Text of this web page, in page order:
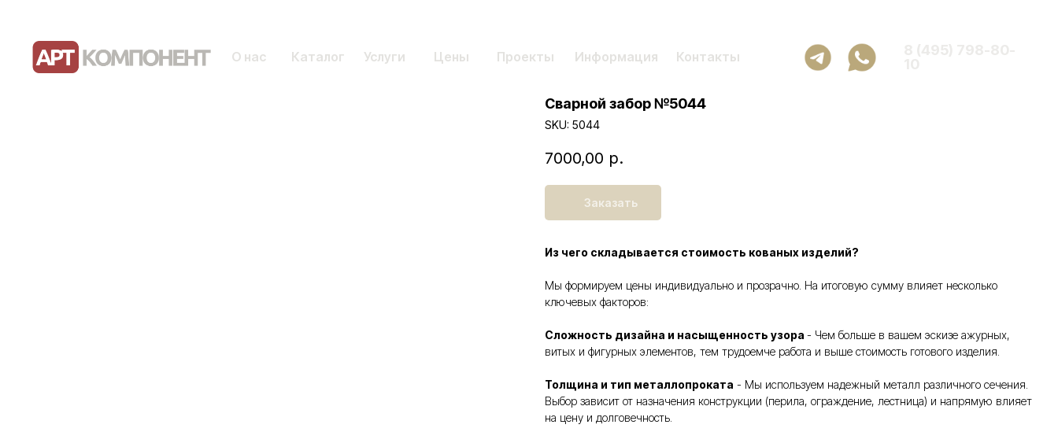
Проекты
Каталог Услуги Цены Контакты
О нас Информация
Сварной забор №5044
SKU: 5044
7000,00 р.
Заказать
Из чего складывается стоимость кованых изделий?
Мы формируем цены индивидуально и прозрачно. На итоговую сумму влияет несколько
ключевых факторов:
Сложность дизайна и насыщенность узора - Чем больше в вашем эскизе ажурных,
витых и фигурных элементов, тем трудоемче работа и выше стоимость готового изделия.
Толщина и тип металлопроката - Мы используем надежный металл различного сечения.
Выбор зависит от назначения конструкции (перила, ограждение, лестница) и напрямую влияет
на цену и долговечность.